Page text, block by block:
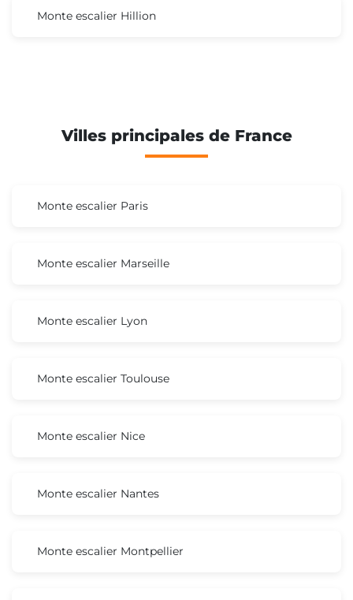
Monte escalier Hillion
Villes principales de France
Monte escalier Paris
Monte escalier Marseille
Monte escalier Lyon
Monte escalier Toulouse
Monte escalier Nice
Monte escalier Nantes
Monte escalier Montpellier